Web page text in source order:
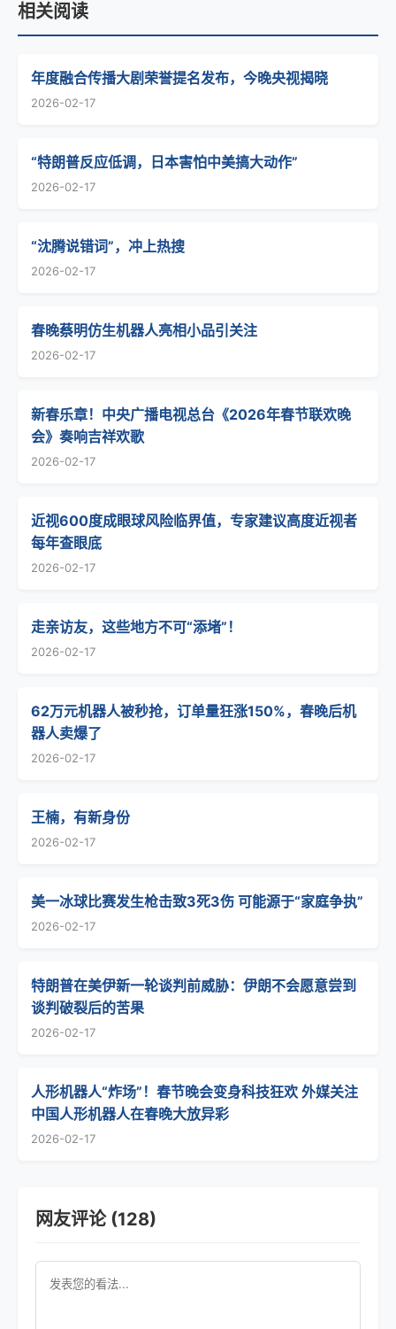
相关阅读
年度融合传播大剧荣誉提名发布，今晚央视揭晓
2026-02-17
“特朗普反应低调，日本害怕中美搞大动作”
2026-02-17
“沈腾说错词”，冲上热搜
2026-02-17
春晚蔡明仿生机器人亮相小品引关注
2026-02-17
新春乐章！中央广播电视总台《2026年春节联欢晚
会》奏响吉祥欢歌
2026-02-17
近视600度成眼球风险临界值，专家建议高度近视者
每年查眼底
2026-02-17
走亲访友，这些地方不可“添堵”！
2026-02-17
62万元机器人被秒抢，订单量狂涨150%，春晚后机
器人卖爆了
2026-02-17
王楠，有新身份
2026-02-17
美一冰球比赛发生枪击致3死3伤 可能源于“家庭争执”
2026-02-17
特朗普在美伊新一轮谈判前威胁：伊朗不会愿意尝到
谈判破裂后的苦果
2026-02-17
人形机器人“炸场”！春节晚会变身科技狂欢 外媒关注
中国人形机器人在春晚大放异彩
2026-02-17
网友评论 (128)